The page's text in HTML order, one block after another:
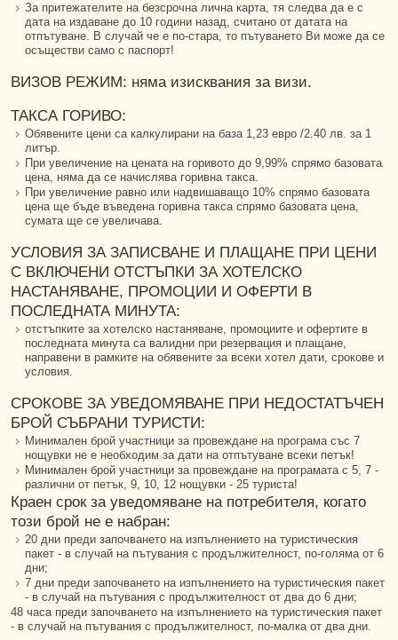
За притежателите на безсрочна лична карта, тя следва да е с
дата на издаване до 10 години назад, считано от датата на
отпътуване. В случай че е по-стара, то пътуването Ви може да се
осъществи само с паспорт!
ВИЗОВ РЕЖИМ: няма изисквания за визи.
ТАКСА ГОРИВО:
Обявените цени са калкулирани на база 1,23 евро /2.40 лв. за 1
литър.
При увеличение на цената на горивото до 9,99% спрямо базовата
цена, няма да се начислява горивна такса.
При увеличение равно или надвишаващо 10% спрямо базовата
цена ще бъде въведена горивна такса спрямо базовата цена,
сумата ще се увеличава.
УСЛОВИЯ ЗА ЗАПИСВАНЕ И ПЛАЩАНЕ ПРИ ЦЕНИ
С ВКЛЮЧЕНИ ОТСТЪПКИ ЗА ХОТЕЛСКО
НАСТАНЯВАНЕ, ПРОМОЦИИ И ОФЕРТИ В
ПОСЛЕДНАТА МИНУТА:
отстъпките за хотелско настаняване, промоциите и офертите в
последната минута са валидни при резервация и плащане,
направени в рамките на обявените за всеки хотел дати, срокове и
условия.
СРОКОВЕ ЗА УВЕДОМЯВАНЕ ПРИ НЕДОСТАТЪЧЕН
БРОЙ СЪБРАНИ ТУРИСТИ:
Минимален брой участници за провеждане на програма със 7
нощувки не е необходим за дати на отпътуване всеки петък!
Минимален брой участници за провеждане на програмата с 5, 7 -
различни от петък, 9, 10, 12 нощувки - 25 туриста!
Краен срок за уведомяване на потребителя, когато
този брой не е набран:
20 дни преди започването на изпълнението на туристическия
пакет - в случай на пътувания с продължителност, по-голяма от 6
дни;
7 дни преди започването на изпълнението на туристическия пакет
- в случай на пътувания с продължителност от два до 6 дни;
48 часа преди започването на изпълнението на туристическия пакет
- в случай на пътувания с продължителност, по-малка от два дни.